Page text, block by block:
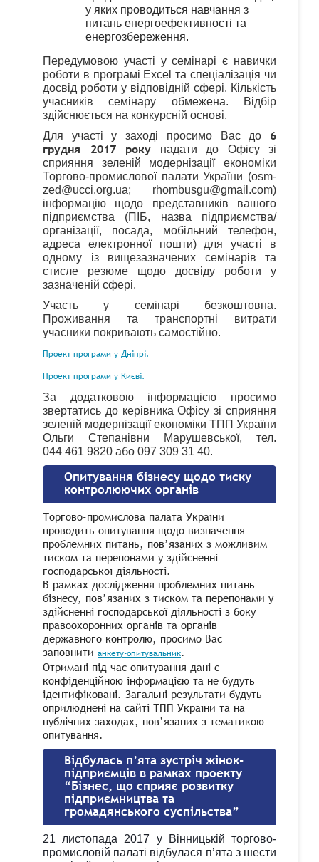
у яких проводиться навчання з
питань енергоефективності та
енергозбереження.
Передумовою участі у семінарі є навички
роботи в програмі Excel та спеціалізація чи
досвід роботи у відповідній сфері. Кількість
учасників семінару обмежена. Відбір
здійснюється на конкурсній основі.
Для участі у заході просимо Вас до 6
грудня 2017 року надати до Офісу зі
сприяння зеленій модернізації економіки
Торгово-промислової палати України (osm-
zed@ucci.org.ua; rhombusgu@gmail.com)
інформацію щодо представників вашого
підприємства (ПІБ, назва підприємства/
організації, посада, мобільний телефон,
адреса електронної пошти) для участі в
одному із вищезазначених семінарів та
стисле резюме щодо досвіду роботи у
зазначеній сфері.
Участь у семінарі безкоштовна.
Проживання та транспортні витрати
учасники покривають самостійно.
Проект програми у Дніпрі.
Проект програми у Києві.
За додатковою інформацією просимо
звертатись до керівника Офісу зі сприяння
зеленій модернізації економіки ТПП України
Ольги Степанівни Марушевської, тел.
044 461 9820 або 097 309 31 40.
Опитування бізнесу щодо тиску
контролюючих органів
Торгово-промислова палата України
проводить опитування щодо визначення
проблемних питань, пов’язаних з можливим
тиском та перепонами у здійсненні
господарської діяльності.
В рамках дослідження проблемних питань
бізнесу, пов’язаних з тиском та перепонами у
здійсненні господарської діяльності з боку
правоохоронних органів та органів
державного контролю, просимо Вас
заповнити анкету-опитувальник.
Отримані під час опитування дані є
конфіденційною інформацією та не будуть
ідентифіковані. Загальні результати будуть
оприлюднені на сайті ТПП України та на
публічних заходах, пов’язаних з тематикою
опитування.
Відбулась п’ята зустріч жінок-
підприємців в рамках проекту
“Бізнес, що сприяє розвитку
підприємництва та
громадянського суспільства”
21 листопада 2017 у Вінницькій торгово-
промисловій палаті відбулася п’ята з шести